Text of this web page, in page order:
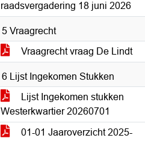
raadsvergadering 18 juni 2026
5 Vraagrecht
Vraagrecht vraag De Lindt
6 Lijst Ingekomen Stukken
Lijst Ingekomen stukken
Westerkwartier 20260701
01-01 Jaaroverzicht 2025-